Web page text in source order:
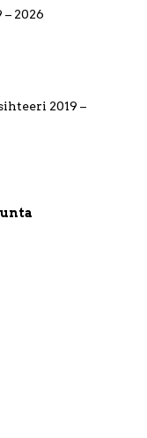
2026
2019 –